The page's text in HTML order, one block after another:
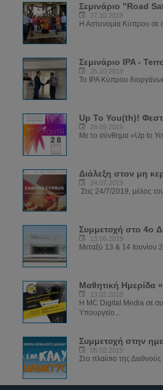
27.10.2019
Η Αστυνομία Κύπρου σε
Σεμινάριο IPA -
25.10.2019
Το IPA Κύπρου
Up To You(th)!
28.09.2019
Με το σύνθημα «Up to
24.07.2019
Στις 24/7/2019, μέλος
13.06.2019
Μεταξύ 13 & 14 Ιουνίου
13.02.2019
Η MC Digital Media σε
Υπουργείο...
05.02.2019
Στο πλαίσιο της